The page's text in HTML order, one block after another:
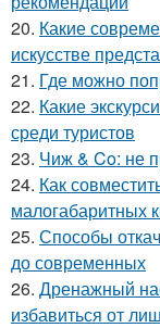
20. Какие
искусстве
21. Где можно
22. Какие
среди туристов
23. Чиж & Co: не
24. Как
малогабаритных
25. Способы
до современных
26. Дренажный
избавиться от